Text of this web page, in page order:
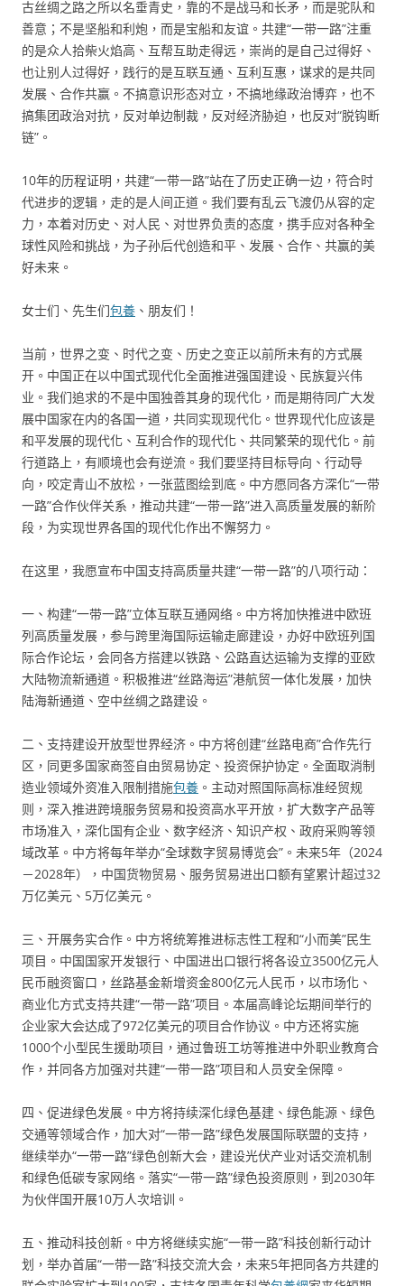
古丝绸之路之所以名垂青史，靠的不是战马和长矛，而是驼队和
善意；不是坚船和利炮，而是宝船和友谊。共建“一带一路”注重
的是众人拾柴火焰高、互帮互助走得远，崇尚的是自己过得好、
也让别人过得好，践行的是互联互通、互利互惠，谋求的是共同
发展、合作共赢。不搞意识形态对立，不搞地缘政治博弈，也不
搞集团政治对抗，反对单边制裁，反对经济胁迫，也反对“脱钩断
链”。
10年的历程证明，共建“一带一路”站在了历史正确一边，符合时
代进步的逻辑，走的是人间正道。我们要有乱云飞渡仍从容的定
力，本着对历史、对人民、对世界负责的态度，携手应对各种全
球性风险和挑战，为子孙后代创造和平、发展、合作、共赢的美
好未来。
女士们、先生们包養 、朋友们！
当前，世界之变、时代之变、历史之变正以前所未有的方式展
开。中国正在以中国式现代化全面推进强国建设、民族复兴伟
业。我们追求的不是中国独善其身的现代化，而是期待同广大发
展中国家在内的各国一道，共同实现现代化。世界现代化应该是
和平发展的现代化、互利合作的现代化、共同繁荣的现代化。前
行道路上，有顺境也会有逆流。我们要坚持目标导向、行动导
向，咬定青山不放松，一张蓝图绘到底。中方愿同各方深化“一带
一路”合作伙伴关系，推动共建“一带一路”进入高质量发展的新阶
段，为实现世界各国的现代化作出不懈努力。
在这里，我愿宣布中国支持高质量共建“一带一路”的八项行动：
一、构建“一带一路”立体互联互通网络。中方将加快推进中欧班
列高质量发展，参与跨里海国际运输走廊建设，办好中欧班列国
际合作论坛，会同各方搭建以铁路、公路直达运输为支撑的亚欧
大陆物流新通道。积极推进“丝路海运”港航贸一体化发展，加快
陆海新通道、空中丝绸之路建设。
二、支持建设开放型世界经济。中方将创建“丝路电商”合作先行
区，同更多国家商签自由贸易协定、投资保护协定。全面取消制
造业领域外资准入限制措施包養 。主动对照国际高标准经贸规
则，深入推进跨境服务贸易和投资高水平开放，扩大数字产品等
市场准入，深化国有企业、数字经济、知识产权、政府采购等领
域改革。中方将每年举办“全球数字贸易博览会”。未来5年（2024
－2028年），中国货物贸易、服务贸易进出口额有望累计超过32
万亿美元、5万亿美元。
三、开展务实合作。中方将统筹推进标志性工程和“小而美”民生
项目。中国国家开发银行、中国进出口银行将各设立3500亿元人
民币融资窗口，丝路基金新增资金800亿元人民币，以市场化、
商业化方式支持共建“一带一路”项目。本届高峰论坛期间举行的
企业家大会达成了972亿美元的项目合作协议。中方还将实施
1000个小型民生援助项目，通过鲁班工坊等推进中外职业教育合
作，并同各方加强对共建“一带一路”项目和人员安全保障。
四、促进绿色发展。中方将持续深化绿色基建、绿色能源、绿色
交通等领域合作，加大对“一带一路”绿色发展国际联盟的支持，
继续举办“一带一路”绿色创新大会，建设光伏产业对话交流机制
和绿色低碳专家网络。落实“一带一路”绿色投资原则，到2030年
为伙伴国开展10万人次培训。
五、推动科技创新。中方将继续实施“一带一路”科技创新行动计
划，举办首届“一带一路”科技交流大会，未来5年把同各方共建的